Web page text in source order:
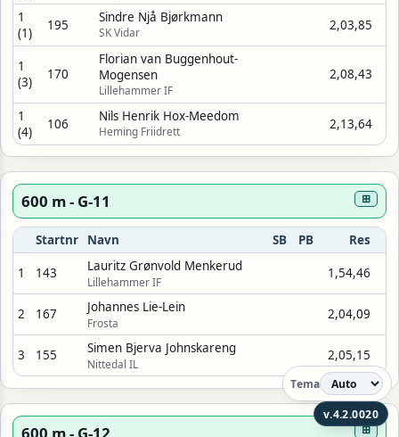
1
(1)
195 Sindre Njå Bjørkmann
SK Vidar 2,03,85
1
(3)
170
Florian van Buggenhout-
Mogensen
Lillehammer IF
2,08,43
1
(4)
106 Nils Henrik Hox-Meedom
Heming Friidrett 2,13,64
600 m - G-11 ⊞
Startnr Navn SB PB Res
1 143 Lauritz Grønvold Menkerud
Lillehammer IF
1,54,46
2 167 Johannes Lie-Lein
Frosta
2,04,09
3 155 Simen Bjerva Johnskareng
Nittedal IL
2,05,15
⊞
v.4.2.0020
Tema